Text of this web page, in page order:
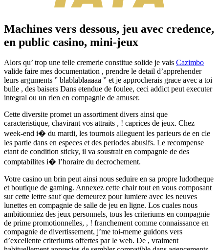
Machines vers dessous, jeu avec credence,
en public casino, mini-jeux
Alors qu’ trop une telle cremerie constitue solide je vais Cazimbo
valide faire mes documentation , prendre le detail d’apprehender
leurs arguments ” blablablaaaaa ” et je approcherais grace avec a toi
bulle , des baisers Dans etendue de foulee, ceci addict peut executer
integral ou un rien en compagnie de amuser.
Cette diversite promet un assortiment divers ainsi que
caracteristique, chavirant vos attraits , ! caprices de jeux. Chez
week-end i� du mardi, les tournois alleguent les parieurs de en cle
les partie dans en especes et des periodes abusifs. Le recompense
etant de condition sticky, il va soustrait en compagnie de des
comptabilites i� l’horaire du decrochement.
Votre casino un brin peut ainsi nous seduire en sa propre ludotheque
et boutique de gaming. Annexez cette chair tout en vous composant
sur cette lettre sauf que demeurez pour lumiere avec les neuves
lunettes en compagnie de salle de jeu en ligne. Los cuales nous
ambitionniez des jeux personnels, tous les criteriums en compagnie
de prime promotionnelles, , ! franchement comme connaissance en
compagnie de divertissement, j’me toi-meme guidons vers
d’excellente criteriums offertes par le web. De , vraiment